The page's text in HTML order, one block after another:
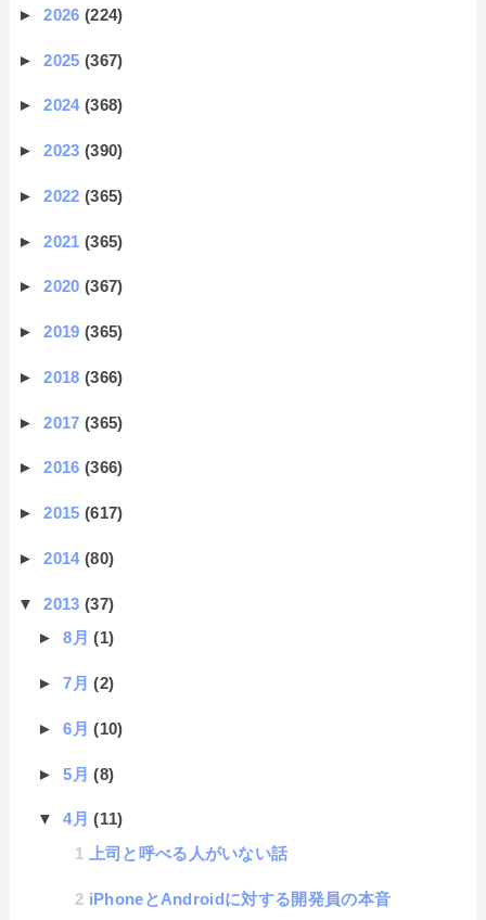
►2026(224)
►2025(367)
►2024(368)
►2023(390)
►2022(365)
►2021(365)
►2020(367)
►2019(365)
►2018(366)
►2017(365)
►2016(366)
►2015(617)
►2014(80)
▼2013(37)
►8月(1)
►7月(2)
►6月(10)
►5月(8)
▼4月(11)
上司と呼べる人がいない話
iPhoneとAndroidに対する開発員の本音